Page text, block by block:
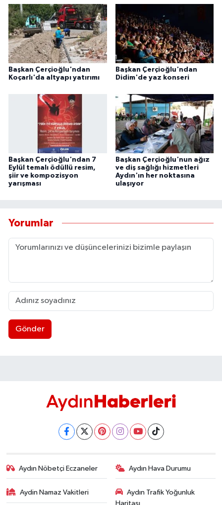
Başkan Çerçioğlu'ndan
Koçarlı'da altyapı yatırımı
Başkan Çerçioğlu'ndan
Didim'de yaz konseri
Başkan Çerçioğlu'ndan 7
Eylül temalı ödüllü resim,
şiir ve kompozisyon
yarışması
Başkan Çerçioğlu'nun ağız
ve diş sağlığı hizmetleri
Aydın'ın her noktasına
ulaşıyor
Yorumlar
Gönder
Aydın Nöbetçi Eczaneler Aydın Hava Durumu
Aydin Namaz Vakitleri
Aydın Trafik Yoğunluk
Haritası